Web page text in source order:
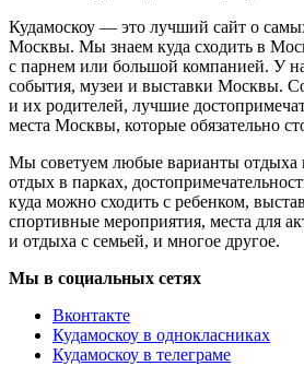
Кудамоскоу — это лучший сайт о
Москвы. Мы знаем куда сходить в
с парнем или большой компанией. У
события, музеи и выставки Москвы.
и их родителей, лучшие
места Москвы, которые обязательно
Мы советуем любые варианты
отдых в парках,
куда можно сходить с ребенком,
спортивные мероприятия, места для
и отдыха с семьей, и многое другое.
Мы в социальных сетях
Вконтакте
Кудамоскоу в однокласниках
Кудамоскоу в телеграме